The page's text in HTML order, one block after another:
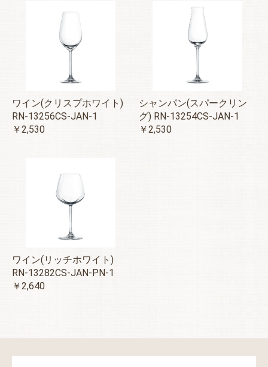
ワイン(クリスプホワイト)
RN-13256CS-JAN-1
￥2,530
シャンパン(スパークリン
グ) RN-13254CS-JAN-1
￥2,530
ワイン(リッチホワイト)
RN-13282CS-JAN-PN-1
￥2,640